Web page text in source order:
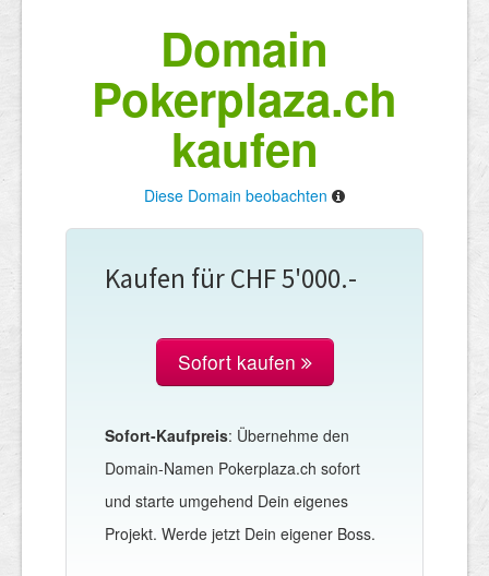
Domain
Pokerplaza.ch
kaufen
Diese Domain beobachten
Kaufen für CHF 5'000.-
Sofort kaufen
Sofort-Kaufpreis: Übernehme den
Domain-Namen Pokerplaza.ch sofort
und starte umgehend Dein eigenes
Projekt. Werde jetzt Dein eigener Boss.